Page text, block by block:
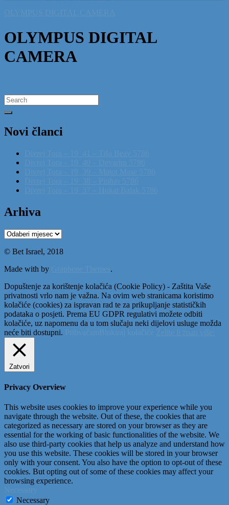
OLYMPUS DIGITAL
CAMERA
Search
for:
Novi članci
Arhiva
Arhiva
© Bet Israel, 2018
Made with by
.
Dopuštenje za korištenje kolačića (Cookie Policy) - Zaštita Vaše
privatnosti vrlo nam je važna. Na ovim web stranicama koristimo
kolačiće (cookies) za ispravan rad te za prikupljanje statističkih
podataka o posjeti. Prema EU GDPR regulativi možete odbiti
kolačiće, uz napomenu da u tom slučaju neki dijelovi usluge možda
neće biti dostupni.
Zatvori
Privacy Overview
This website uses cookies to improve your experience while you
navigate through the website. Out of these, the cookies that are
categorized as necessary are stored on your browser as they are
essential for the working of basic functionalities of the website. We
also use third-party cookies that help us analyze and understand how
you use this website. These cookies will be stored in your browser
only with your consent. You also have the option to opt-out of these
cookies. But opting out of some of these cookies may affect your
browsing experience.
Necessary